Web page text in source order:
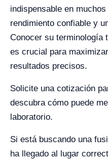
indispensable en
rendimiento confiable y
Conocer su terminología
es crucial para
resultados precisos.
Solicite una cotización
descubra cómo puede
laboratorio.
Si está buscando una
ha llegado al lugar